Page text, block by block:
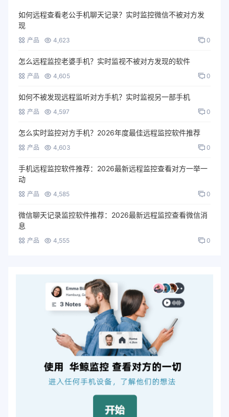
如何远程查看老公手机聊天记录？实时监控微信不被对方发
现
产品 4,623 0
怎么远程监控老婆手机？实时监视不被对方发现的软件
产品 4,605 0
如何不被发现远程监听对方手机？实时监视另一部手机
产品 4,597 0
怎么实时监控对方手机？2026年度最佳远程监控软件推荐
产品 4,603 0
手机远程监控软件推荐：2026最新远程监控查看对方一举一
动
产品 4,585 0
微信聊天记录监控软件推荐：2026最新远程监控查看微信消
息
产品 4,555 0